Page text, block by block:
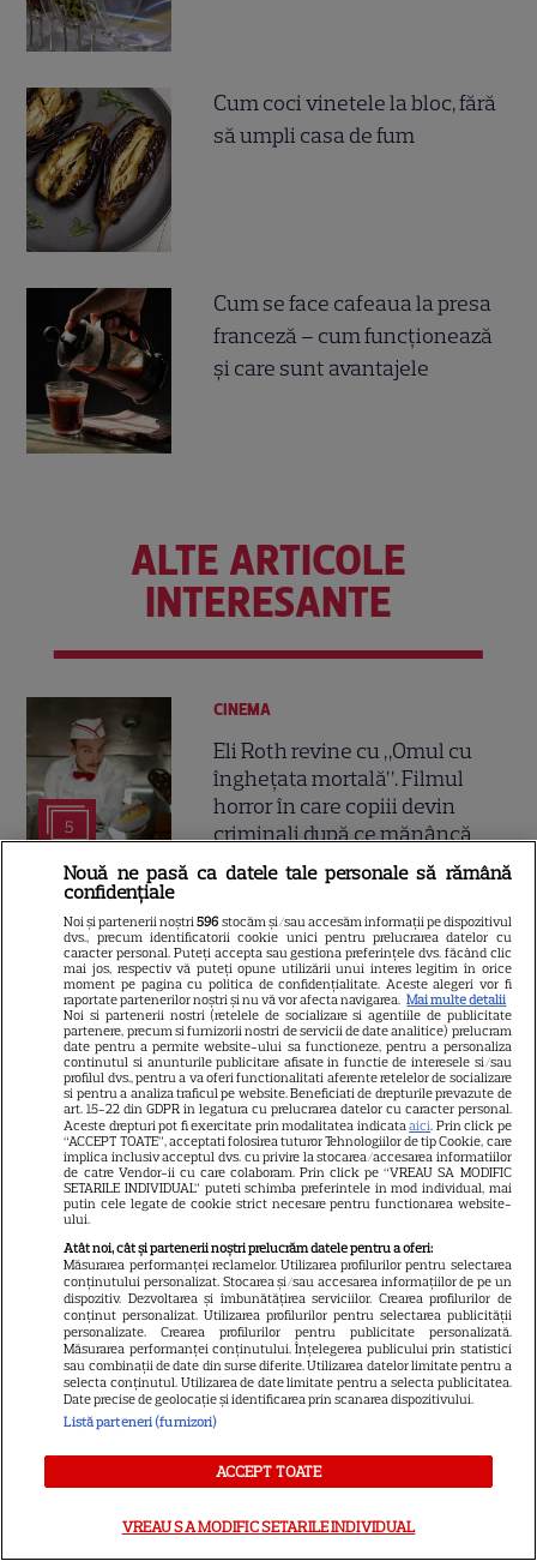
Cum coci vinetele la bloc, fără
să umpli casa de fum
Cum se face cafeaua la presa
franceză – cum funcționează
și care sunt avantajele
ALTE ARTICOLE
INTERESANTE
5
CINEMA
Eli Roth revine cu „Omul cu
înghețata mortală”. Filmul
horror în care copiii devin
criminali după ce mănâncă
înghețată
11
VEDETE STRĂINE
„Povestea peștelui posac”,
aventura animată inspirată
dintr-un bestseller The New
York Times, ajunge în
cinematografe pe 7 august
16
NETFLIX
Noutăți Netflix în august 2026:
Robert De Niro, „Nosferatu” și
noile sezoane din „Outer
Banks” și „Un veac de
singurătate”
VEDETE STRĂINE
Sean Astin din „Stăpânul
Inelelor” a fost nevoit să își
vândă casa din cauza
salariului mic: Câți bani a
Nouă ne pasă ca datele tale personale să rămână
confidențiale
Noi și partenerii noștri596 stocăm și/sau accesăm informații pe dispozitivul
dvs., precum identificatorii cookie unici pentru prelucrarea datelor cu
caracter personal. Puteți accepta sau gestiona preferințele dvs. făcând clic
mai jos, respectiv vă puteți opune utilizării unui interes legitim în orice
moment pe pagina cu politica de confidențialitate. Aceste alegeri vor fi
raportate partenerilor noștri și nu vă vor afecta navigarea. Mai multe detalii
Noi si partenerii nostri (retelele de socializare si agentiile de publicitate
partenere, precum si furnizorii nostri de servicii de date analitice) prelucram
date pentru a permite website-ului sa functioneze, pentru a personaliza
continutul si anunturile publicitare afisate in functie de interesele si/sau
profilul dvs., pentru a va oferi functionalitati aferente retelelor de socializare
si pentru a analiza traficul pe website. Beneficiati de drepturile prevazute de
art. 15-22 din GDPR in legatura cu prelucrarea datelor cu caracter personal.
Aceste drepturi pot fi exercitate prin modalitatea indicataaici. Prin click pe
“ACCEPT TOATE”, acceptati folosirea tuturor Tehnologiilor de tip Cookie, care
implica inclusiv acceptul dvs. cu privire la stocarea/accesarea informatiilor
de catre Vendor-ii cu care colaboram. Prin click pe “VREAU SA MODIFIC
SETARILE INDIVIDUAL” puteti schimba preferintele in mod individual, mai
putin cele legate de cookie strict necesare pentru functionarea website-
ului.
Atât noi, cât și partenerii noștri prelucrăm datele pentru a oferi:
Măsurarea performanței reclamelor. Utilizarea profilurilor pentru selectarea
conținutului personalizat. Stocarea și/sau accesarea informațiilor de pe un
dispozitiv. Dezvoltarea și îmbunătățirea serviciilor. Crearea profilurilor de
conținut personalizat. Utilizarea profilurilor pentru selectarea publicității
personalizate. Crearea profilurilor pentru publicitate personalizată.
Măsurarea performanței conținutului. Înțelegerea publicului prin statistici
sau combinații de date din surse diferite. Utilizarea datelor limitate pentru a
selecta conținutul. Utilizarea de date limitate pentru a selecta publicitatea.
Date precise de geolocație și identificarea prin scanarea dispozitivului.
Listă parteneri (furnizori)
ACCEPT TOATE
VREAU SA MODIFIC SETARILE INDIVIDUAL